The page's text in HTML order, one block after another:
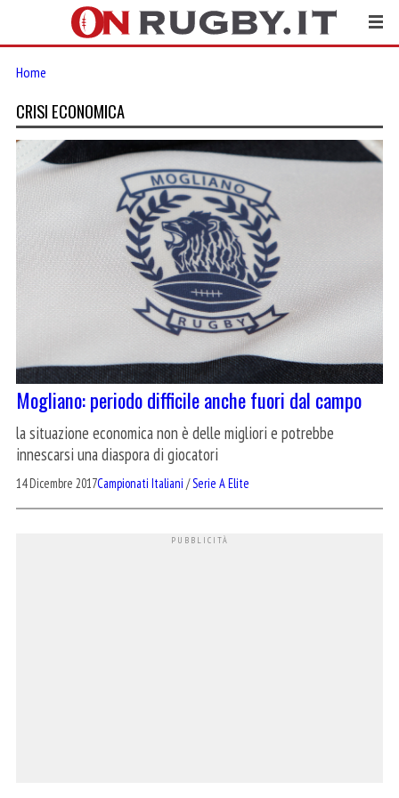
Home
CRISI ECONOMICA
Mogliano: periodo difficile anche fuori dal campo
la situazione economica non è delle migliori e potrebbe
innescarsi una diaspora di giocatori
14 Dicembre 2017Campionati Italiani /Serie A Elite